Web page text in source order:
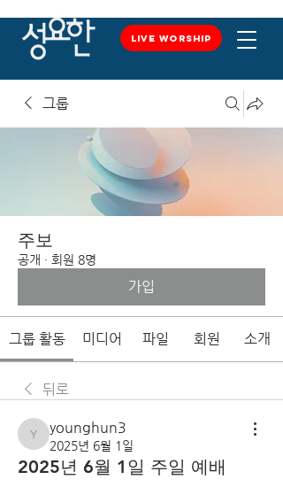
LIVE WORSHIP
LIVE WORSHIP
그룹
주보
공개 · 회원 8명
가입
그룹 활동 미디어 파일 회원 소개
뒤로
younghun3
younghun3
2025년 6월 1일
2025년 6월 1일 주일 예배